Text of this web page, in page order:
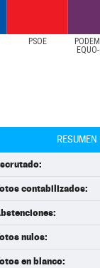
PSOE
contabilizados:
nulos:
en blanco: